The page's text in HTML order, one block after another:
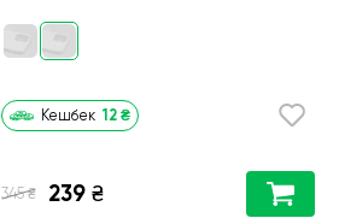
Кешбек 12 ₴
345 ₴ 239 ₴